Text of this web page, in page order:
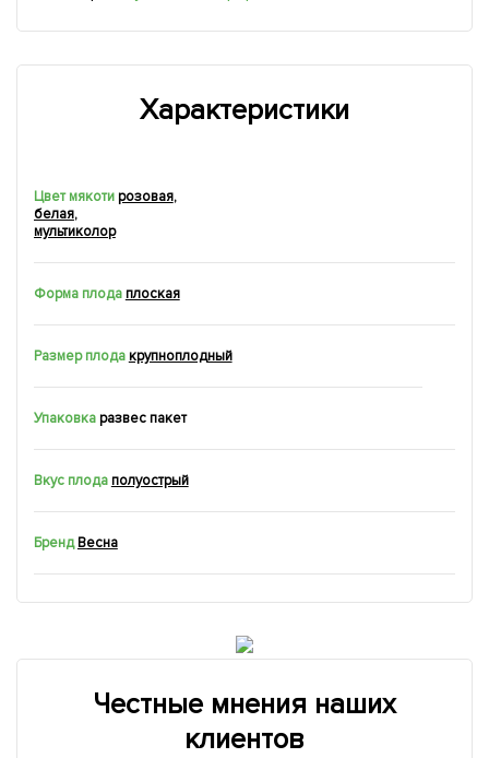
Характеристики
Цвет мякотирозовая,
белая,
мультиколор
Форма плодаплоская
Размер плодакрупноплодный
Упаковкаразвес пакет
Вкус плодаполуострый
Бренд Весна
Честные мнения наших
клиентов